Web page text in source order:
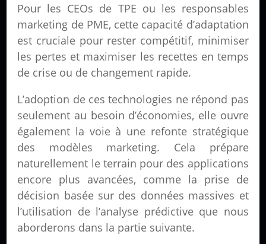
Pour les CEOs de TPE ou les responsables
marketing de PME, cette capacité d’adaptation
est cruciale pour rester compétitif, minimiser
les pertes et maximiser les recettes en temps
de crise ou de changement rapide.
L’adoption de ces technologies ne répond pas
seulement au besoin d’économies, elle ouvre
également la voie à une refonte stratégique
des modèles marketing. Cela prépare
naturellement le terrain pour des applications
encore plus avancées, comme la prise de
décision basée sur des données massives et
l’utilisation de l’analyse prédictive que nous
aborderons dans la partie suivante.